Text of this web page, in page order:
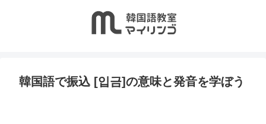
韓国語で振込 [입금]の意味と発音を学ぼう